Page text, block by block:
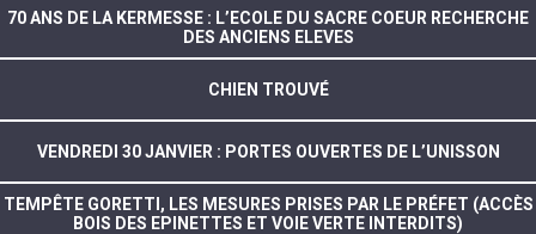
70 ANS DE LA KERMESSE : L’ECOLE DU SACRE COEUR RECHERCHE
DES ANCIENS ELEVES
CHIEN TROUVÉ
VENDREDI 30 JANVIER : PORTES OUVERTES DE L’UNISSON
TEMPÊTE GORETTI, LES MESURES PRISES PAR LE PRÉFET (ACCÈS
BOIS DES EPINETTES ET VOIE VERTE INTERDITS)